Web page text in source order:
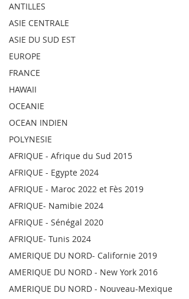
ANTILLES
ASIE CENTRALE
ASIE DU SUD EST
EUROPE
FRANCE
HAWAII
OCEANIE
OCEAN INDIEN
POLYNESIE
AFRIQUE - Afrique du Sud 2015
AFRIQUE - Egypte 2024
AFRIQUE - Maroc 2022 et Fès 2019
AFRIQUE- Namibie 2024
AFRIQUE - Sénégal 2020
AFRIQUE- Tunis 2024
AMERIQUE DU NORD- Californie 2019
AMERIQUE DU NORD - New York 2016
AMERIQUE DU NORD - Nouveau-Mexique